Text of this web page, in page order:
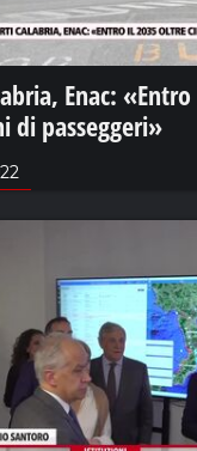
Enac:
di passeggeri»